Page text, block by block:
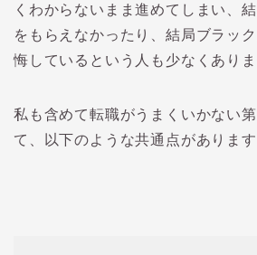
くわからないまま進めてしまい、
をもらえなかったり、結局ブラッ
悔しているという人も少なくありま
私も含めて転職がうまくいかない
て、以下のような共通点があります